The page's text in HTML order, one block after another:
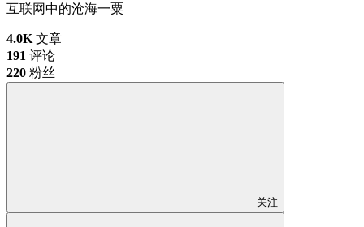
互联网中的沧海一粟
4.0K 文章
191 评论
220 粉丝
关注